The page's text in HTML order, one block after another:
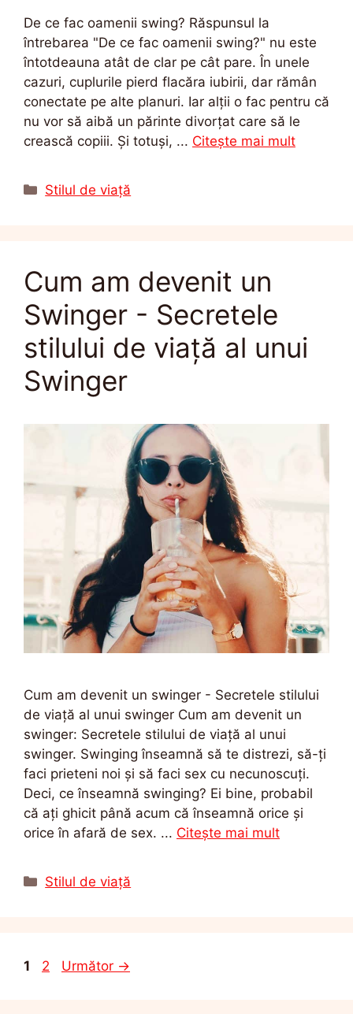
De ce fac oamenii swing? Răspunsul la
întrebarea "De ce fac oamenii swing?" nu este
întotdeauna atât de clar pe cât pare. În unele
cazuri, cuplurile pierd flacăra iubirii, dar rămân
conectate pe alte planuri. Iar alții o fac pentru că
nu vor să aibă un părinte divorțat care să le
crească copiii. Și totuși, ... Citește mai mult
Categorii
Stilul de viață
Cum am devenit un
Swinger - Secretele
stilului de viață al unui
Swinger
Cum am devenit un swinger - Secretele stilului
de viață al unui swinger Cum am devenit un
swinger: Secretele stilului de viață al unui
swinger. Swinging înseamnă să te distrezi, să-ți
faci prieteni noi și să faci sex cu necunoscuți.
Deci, ce înseamnă swinging? Ei bine, probabil
că ați ghicit până acum că înseamnă orice și
orice în afară de sex. ... Citește mai mult
Categorii
Stilul de viață
Pagina
1 Pagina
2 Următor →